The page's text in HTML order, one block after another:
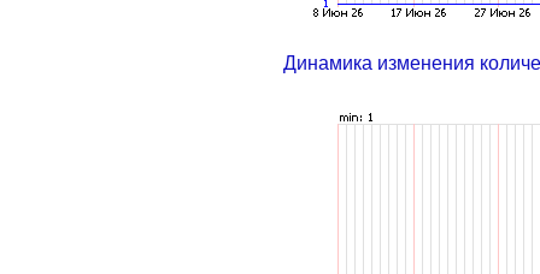
Динамика изменения